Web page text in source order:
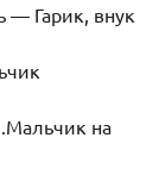
— Гарик, внук
на